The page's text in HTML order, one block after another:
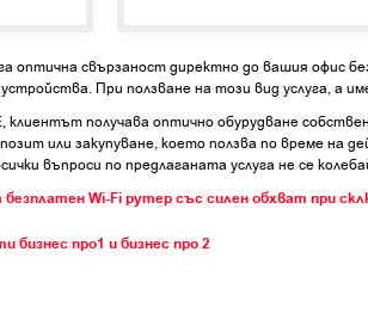
оптична свързаност директно до вашия офис
При ползване на този вид услуга, а
клиентът получава оптично обурудване
или закупуване, което ползва по време на
въпроси по предлаганата услуга не се
бизнес про1 и бизнес про 2